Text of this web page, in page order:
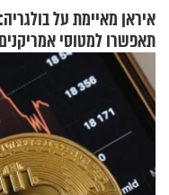
איראן מאיימת על
תאפשרו למטוסי אמריקנים
להמריא מהשטח שלכם"